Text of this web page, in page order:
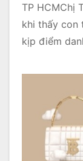
TP HCMChị
khi thấy con
kịp điểm